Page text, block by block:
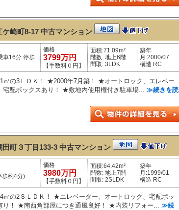
ケ崎町8-17 中古マンション
車16分 停歩
価格
3799万円
【手数料０円】
面積:71.09m²
階数: 地上6階
間取: 3LDK
築年
月:2000/07
構造 RC
㎡の3ＬＤＫ！ ★2000年7月築！ ★オートロック、エレベー
宅配ボックスあり！ ★敷地内使用権付き駐車場... ≫続きを読
田町３丁目133-3 中古マンション
歩約4分)
価格
3980万円
【手数料０円】
面積:64.42m²
階数: 地上7階
間取: 2SLDK
築年
月:1999/01
構造 RC
㎡の2ＳＬＤＫ！ ★エレベーター、オートロック、宅配ボッ
り！ ★南西角部屋につき通風良好！ ★内装リフォー... ≫続